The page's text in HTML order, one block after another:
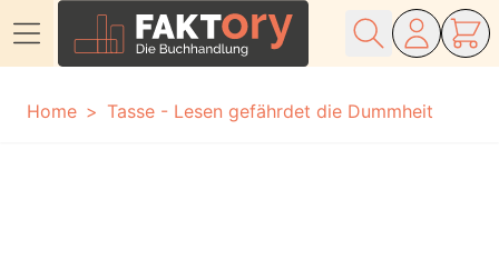
Home
Tasse - Lesen gefährdet die Dummheit